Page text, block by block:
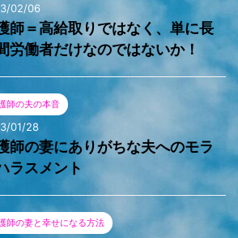
02/06
師＝高給取りではなく、単に長
労働者だけなのではないか！
師の夫の本音
01/28
師の妻にありがちな夫へのモラ
ラスメント
師の妻と幸せになる方法